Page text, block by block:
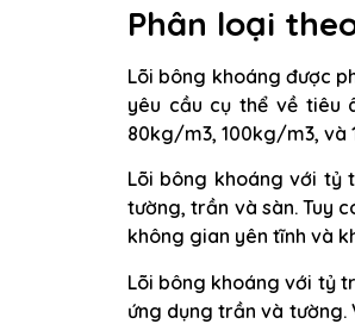
Phân loại
Lõi bông khoáng được
yêu cầu cụ thể về tiêu
80kg/m3, 100kg/m3, và
Lõi bông khoáng với tỷ
tường, trần và sàn. Tuy
không gian yên tĩnh và
Lõi bông khoáng với tỷ
ứng dụng trần và tường.